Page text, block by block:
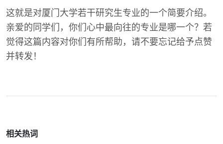
这就是对厦门大学若干研究生专业的一个简要介绍。
亲爱的同学们，你们心中最向往的专业是哪一个？若
觉得这篇内容对你们有所帮助，请不要忘记给予点赞
并转发！
相关热词